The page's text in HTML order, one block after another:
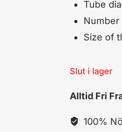
Tube
Number
Size of
Slut i lager
Alltid Fri
100%